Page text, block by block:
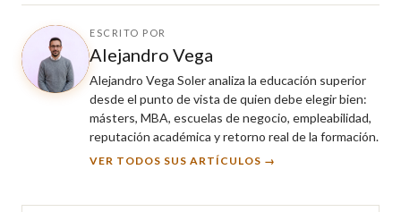
ESCRITO POR
Alejandro Vega
Alejandro Vega Soler analiza la educación superior
desde el punto de vista de quien debe elegir bien:
másters, MBA, escuelas de negocio, empleabilidad,
reputación académica y retorno real de la formación.
VER TODOS SUS ARTÍCULOS →